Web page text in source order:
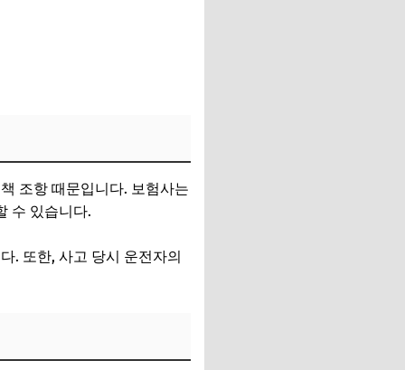
조항 때문입니다. 보험사는
수 있습니다.
. 또한, 사고 당시 운전자의